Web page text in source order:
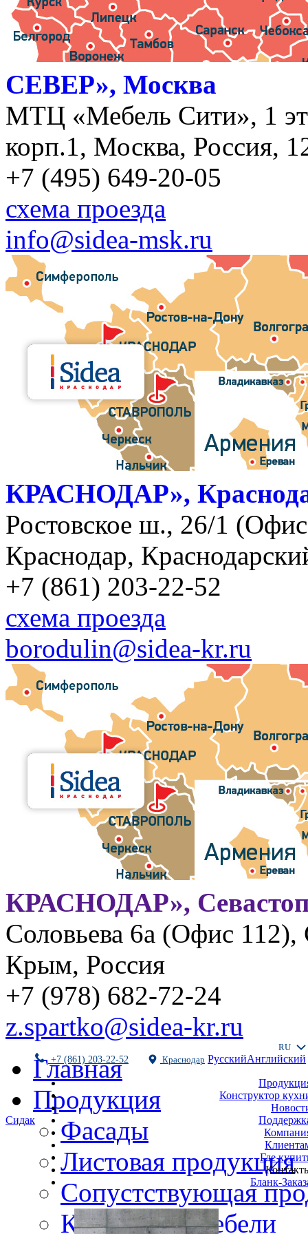
СЕВЕР», Москва
МТЦ «Мебель Сити», 1
корп.1, Москва, Россия,
+7 (495) 649-20-05
схема проезда
info@sidea-msk.ru
КРАСНОДАР»,
Ростовское ш., 26/1
Краснодар,
+7 (861) 203-22-52
схема проезда
borodulin@sidea-kr.ru
КРАСНОДАР»,
Соловьева 6а (Офис 112),
Крым, Россия
+7 (978) 682-72-24
z.spartko@sidea-kr.ru
Сидак
+7 (861) 203-22-52 Краснодар
RU
РусскийАнглийский
Конструктор
Где
Бланк-
Главная
Продукция
Фасады
Листовая продукция
Сопустствующая
Комплекты мебели